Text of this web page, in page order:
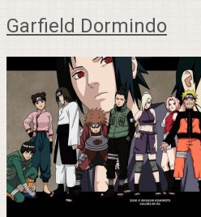
Garfield Dormindo